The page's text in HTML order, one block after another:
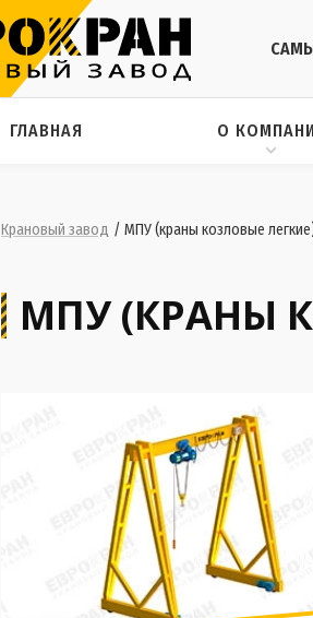
ГЛАВНАЯ О
Крановый завод / МПУ (краны козловые
МПУ (КРАНЫ